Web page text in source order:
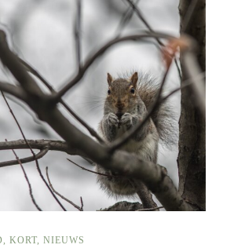
, KORT, NIEUWS